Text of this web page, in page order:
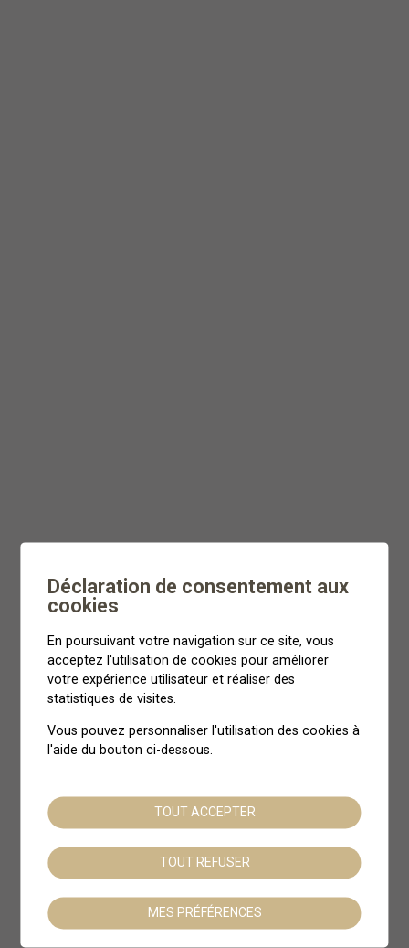
Déclaration de consentement aux
cookies
En poursuivant votre navigation sur ce site, vous
acceptez l'utilisation de cookies pour améliorer
votre expérience utilisateur et réaliser des
statistiques de visites.
Vous pouvez personnaliser l'utilisation des cookies à
l'aide du bouton ci-dessous.
TOUT ACCEPTER
TOUT REFUSER
MES PRÉFÉRENCES